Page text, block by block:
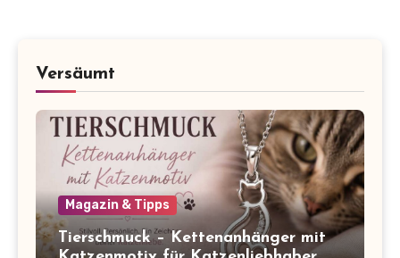
Versäumt
Magazin & Tipps
Tierschmuck – Kettenanhänger mit